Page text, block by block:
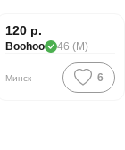
120 р.
Boohoo 46 (M)
Минск 6